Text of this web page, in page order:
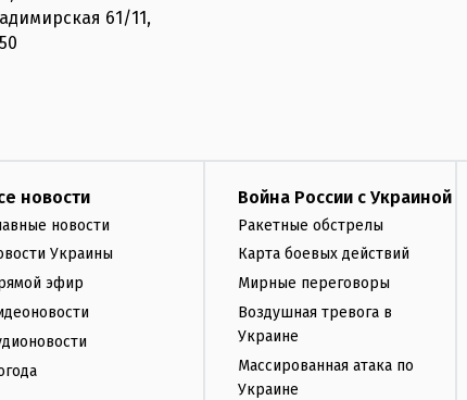
61/11,
50
новости
новости
Украины
эфир
Война России с Украиной
Ракетные обстрелы
Карта боевых действий
Мирные переговоры
Воздушная тревога в
Украине
Массированная атака по
Украине